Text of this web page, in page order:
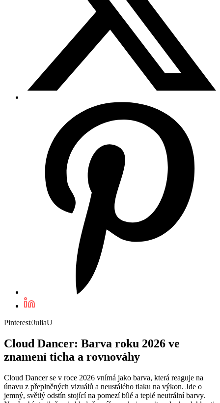
Pinterest/JuliaU
Cloud Dancer: Barva roku 2026 ve
znamení ticha a rovnováhy
Cloud Dancer se v roce 2026 vnímá jako barva, která reaguje na
únavu z přeplněných vizuálů a neustálého tlaku na výkon. Jde o
jemný, světlý odstín stojící na pomezí bílé a teplé neutrální barvy.